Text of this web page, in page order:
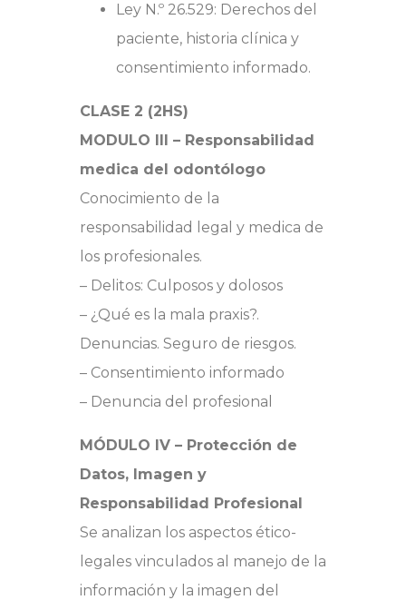
Ley N.º 26.529: Derechos del
paciente, historia clínica y
consentimiento informado.
CLASE 2 (2HS)
MODULO III – Responsabilidad
medica del odontólogo
Conocimiento de la
responsabilidad legal y medica de
los profesionales.
– Delitos: Culposos y dolosos
– ¿Qué es la mala praxis?.
Denuncias. Seguro de riesgos.
– Consentimiento informado
– Denuncia del profesional
MÓDULO IV – Protección de
Datos, Imagen y
Responsabilidad Profesional
Se analizan los aspectos ético-
legales vinculados al manejo de la
información y la imagen del